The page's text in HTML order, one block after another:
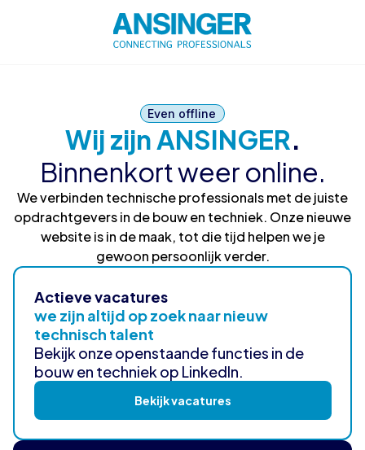
Even offline
Wij zijn ANSINGER.
Binnenkort weer online.
We verbinden technische professionals met de juiste
opdrachtgevers in de bouw en techniek. Onze nieuwe
website is in de maak, tot die tijd helpen we je
gewoon persoonlijk verder.
Actieve vacatures
we zijn altijd op zoek naar nieuw
technisch talent
Bekijk onze openstaande functies in de
bouw en techniek op LinkedIn.
Bekijk vacatures